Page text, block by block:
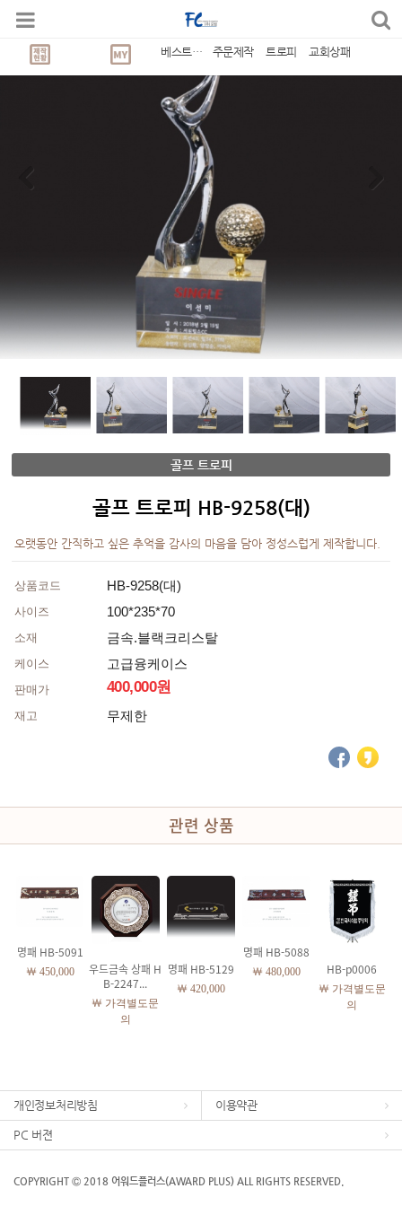
베스트상품 주문제작 트로피 교회상패
골프 트로피
골프 트로피 HB-9258(대)
오랫동안 간직하고 싶은 추억을 감사의 마음을 담아 정성스럽게 제작합니다.
상품코드 HB-9258(대)
사이즈 100*235*70
소재 금속.블랙크리스탈
케이스 고급융케이스
판매가 400,000원
재고 무제한
관련 상품
명패 HB-5091
￦ 450,000
우드금속 상패 H
B-2247...
￦ 가격별도문
의
명패 HB-5129
￦ 420,000
명패 HB-5088
￦ 480,000 HB-p0006
￦ 가격별도문
의
개인정보처리방침 이용약관
PC 버젼
COPYRIGHT Ⓒ 2018 어워드플러스(AWARD PLUS) ALL RIGHTS RESERVED.